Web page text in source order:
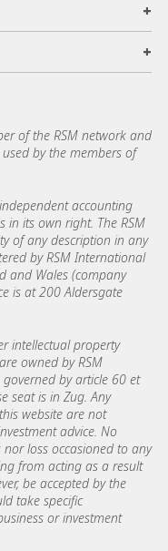
+
+
of the RSM network and
by the members of
accounting
in its own right. The RSM
of any description in any
by RSM International
and Wales (company
is at 200 Aldersgate
intellectual property
owned by RSM
by article 60 et
seat is in Zug. Any
website are not
advice. No
loss occasioned to any
from acting as a result
be accepted by the
take specific
or investment